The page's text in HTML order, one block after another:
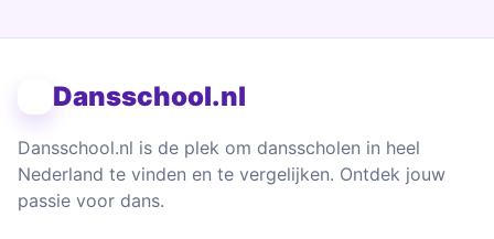
Dansschool.nl
Dansschool.nl is de plek om dansscholen in heel
Nederland te vinden en te vergelijken. Ontdek jouw
passie voor dans.